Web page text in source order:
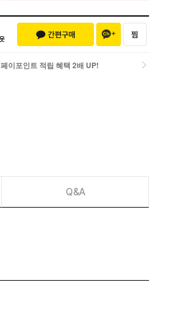
페이포인트 적립 혜택 2배 UP!
Q&A